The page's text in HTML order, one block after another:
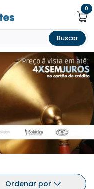
Buscar
0
Ordenar por